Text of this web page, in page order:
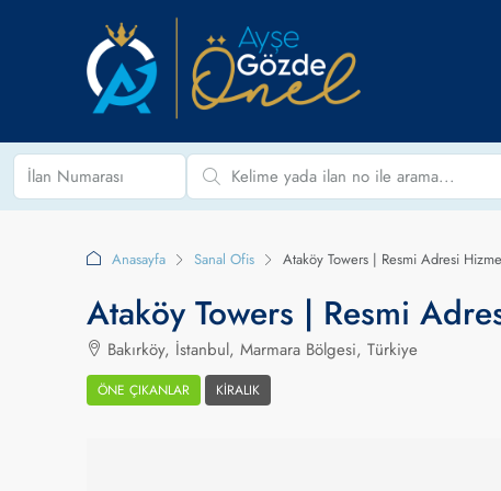
Anasayfa Sanal Ofis Ataköy Towers | Resmi Adresi
Ataköy Towers | Resmi
Bakırköy, İstanbul, Marmara Bölgesi, Türkiye
ÖNE ÇIKANLAR KIRALIK